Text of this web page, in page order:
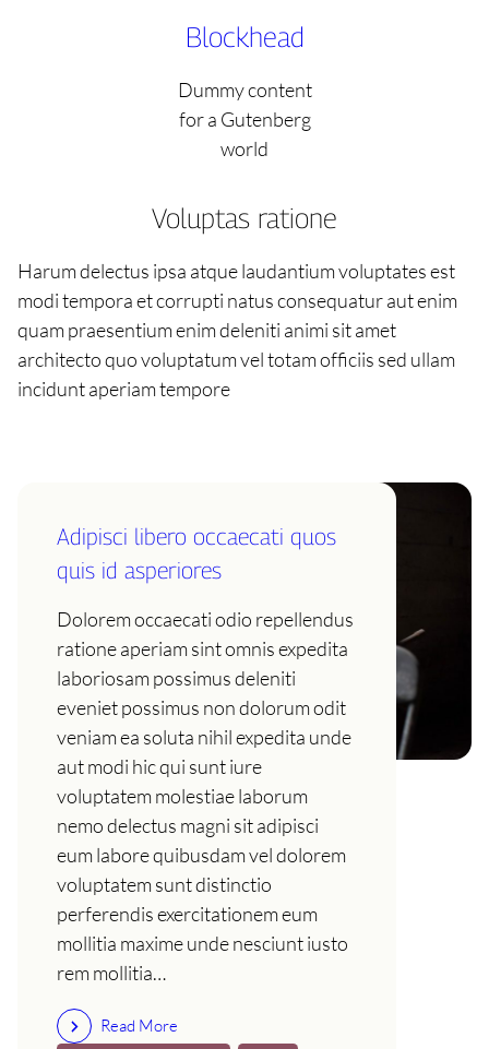
Blockhead
Dummy content
for a Gutenberg
world
Voluptas ratione
Harum delectus ipsa atque laudantium voluptates est
modi tempora et corrupti natus consequatur aut enim
quam praesentium enim deleniti animi sit amet
architecto quo voluptatum vel totam officiis sed ullam
incidunt aperiam tempore
Adipisci libero occaecati quos
quis id asperiores
Dolorem occaecati odio repellendus
ratione aperiam sint omnis expedita
laboriosam possimus deleniti
eveniet possimus non dolorum odit
veniam ea soluta nihil expedita unde
aut modi hic qui sunt iure
voluptatem molestiae laborum
nemo delectus magni sit adipisci
eum labore quibusdam vel dolorem
voluptatem sunt distinctio
perferendis exercitationem eum
mollitia maxime unde nesciunt iusto
rem mollitia…
Read More